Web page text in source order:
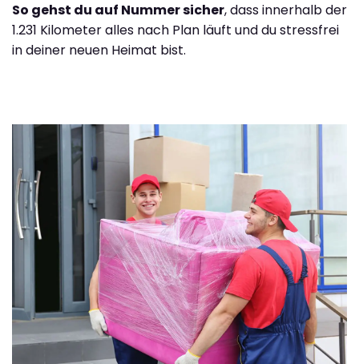
So gehst du auf Nummer sicher, dass innerhalb der
1.231 Kilometer alles nach Plan läuft und du stressfrei
in deiner neuen Heimat bist.